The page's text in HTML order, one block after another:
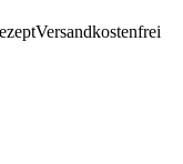
Versandkostenfrei